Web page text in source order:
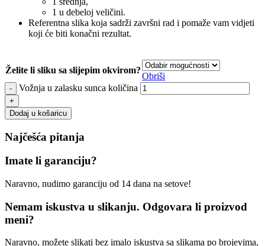
1 u debeloj veličini.
Referentna slika koja sadrži završni rad i pomaže vam vidjeti
koji će biti konačni rezultat.
Želite li sliku sa slijepim okvirom?
Obriši
Vožnja u zalasku sunca količina
Dodaj u košaricu
Najčešća pitanja
Imate li garanciju?
Naravno, nudimo garanciju od 14 dana na setove!
Nemam iskustva u slikanju. Odgovara li proizvod
meni?
Naravno, možete slikati bez imalo iskustva sa slikama po brojevima,